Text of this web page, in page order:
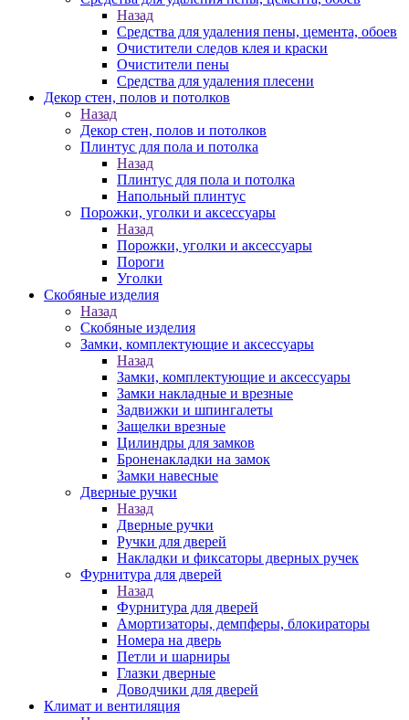
Назад
Средства для удаления пены, цемента, обоев
Очистители следов клея и краски
Очистители пены
Средства для удаления плесени
Декор стен, полов и потолков
Назад
Декор стен, полов и потолков
Плинтус для пола и потолка
Назад
Плинтус для пола и потолка
Напольный плинтус
Порожки, уголки и аксессуары
Назад
Порожки, уголки и аксессуары
Пороги
Уголки
Скобяные изделия
Назад
Скобяные изделия
Замки, комплектующие и аксессуары
Назад
Замки, комплектующие и аксессуары
Замки накладные и врезные
Задвижки и шпингалеты
Защелки врезные
Цилиндры для замков
Броненакладки на замок
Замки навесные
Дверные ручки
Назад
Дверные ручки
Ручки для дверей
Накладки и фиксаторы дверных ручек
Фурнитура для дверей
Назад
Фурнитура для дверей
Амортизаторы, демпферы, блокираторы
Номера на дверь
Петли и шарниры
Глазки дверные
Доводчики для дверей
Климат и вентиляция